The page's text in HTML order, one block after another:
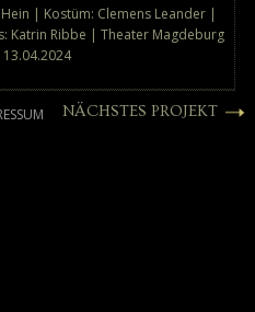
| Kostüm: Clemens Leander |
Katrin Ribbe | Theater Magdeburg
NÄCHSTES PROJEKT